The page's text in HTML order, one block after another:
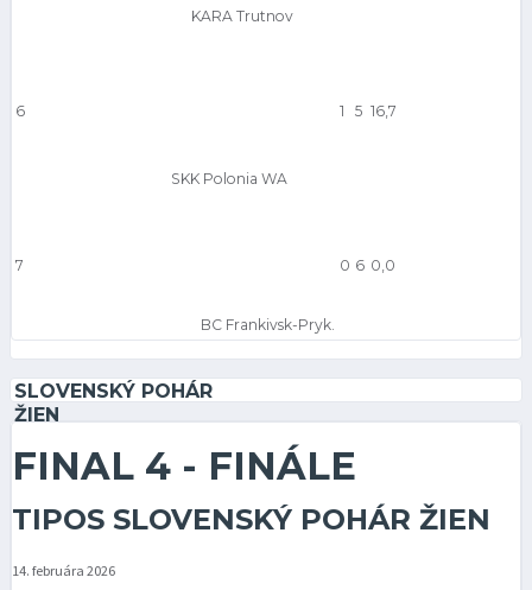
KARA Trutnov
6
SKK Polonia WA
1 5 16,7
7
BC Frankivsk-Pryk.
0 6 0,0
SLOVENSKÝ POHÁR
ŽIEN
FINAL 4 - FINÁLE
TIPOS SLOVENSKÝ POHÁR ŽIEN
14. februára 2026